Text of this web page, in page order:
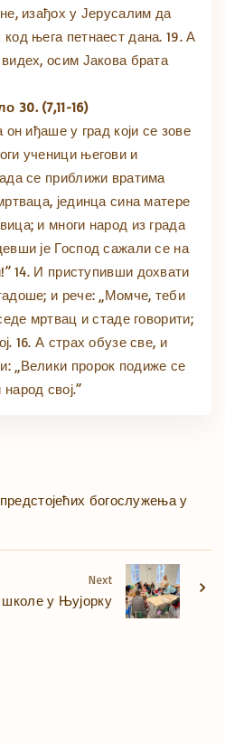
изађох у Јерусалим да
њега петнаест дана. 19. А
осим Јакова брата
30. (7,11-16)
иђаше у град који се зове
ученици његови и
се приближи вратима
јединца сина матере
и многи народ из града
је Господ сажали се на
14. И приступивши дохвати
и рече: „Момче, теби
мртвац и стаде говорити;
16. А страх обузе све, и
„Велики пророк подиже се
свој.”
богослужења у
Next
у Њујорку